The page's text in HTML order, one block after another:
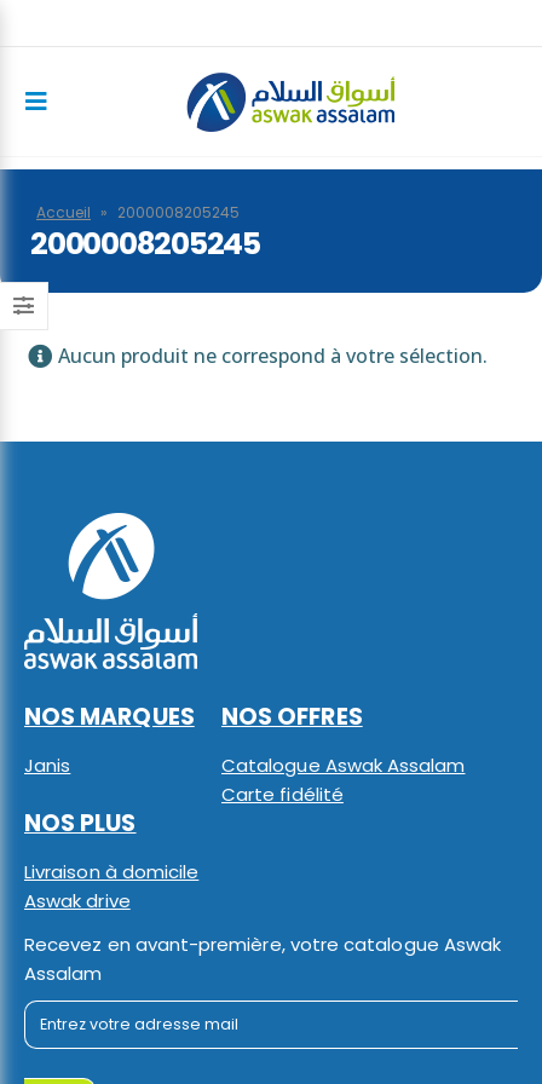
Accueil » 2000008205245
2000008205245
Aucun produit ne correspond à votre sélection.
NOS MARQUES
Janis
NOS OFFRES
Catalogue Aswak Assalam
Carte fidélité
NOS PLUS
Livraison à domicile
Aswak drive
Recevez en avant-première, votre catalogue Aswak
Assalam